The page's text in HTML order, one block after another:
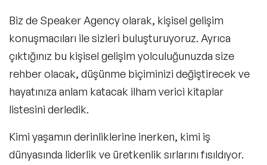
Biz de Speaker Agency olarak, kişisel gelişim
konuşmacıları ile sizleri buluşturuyoruz. Ayrıca
çıktığınız bu kişisel gelişim yolculuğunuzda size
rehber olacak, düşünme biçiminizi değiştirecek ve
hayatınıza anlam katacak ilham verici kitaplar
listesini derledik.
Kimi yaşamın derinliklerine inerken, kimi iş
dünyasında liderlik ve üretkenlik sırlarını fısıldıyor.